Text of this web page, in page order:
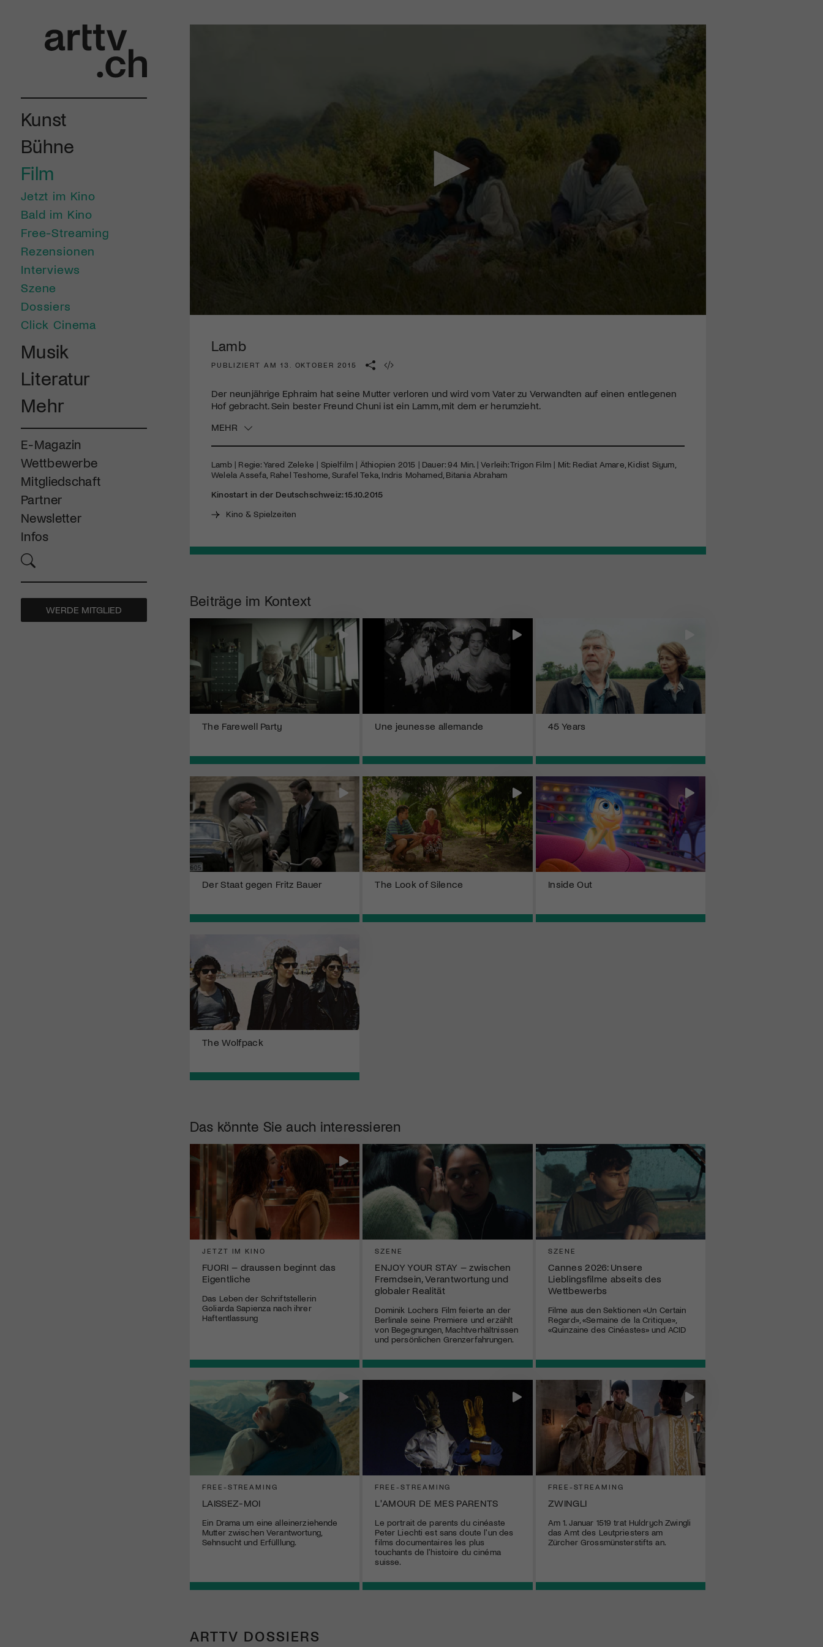
Kunst
Bühne
Film
Jetzt im Kino
Bald im Kino
Free-Streaming
Rezensionen
Interviews
Szene
Dossiers
Click Cinema
Musik
Literatur
Mehr
E-Magazin
Wettbewerbe
Mitgliedschaft
Partner
Newsletter
Infos
WERDE MITGLIED
Lamb
PUBLIZIERT AM 13. OKTOBER 2015
Der neunjährige Ephraim hat seine Mutter verloren und wird vom Vater zu Verwandten auf einen entlegenen
Hof gebracht. Sein bester Freund Chuni ist ein Lamm, mit dem er herumzieht.
MEHR
Lamb | Regie: Yared Zeleke | Spielfilm | Äthiopien 2015 | Dauer: 94 Min. | Verleih: Trigon Film | Mit: Rediat Amare, Kidist Siyum,
Welela Assefa, Rahel Teshome, Surafel Teka, Indris Mohamed, Bitania Abraham
Kinostart in der Deutschschweiz: 15.10.2015
Kino & Spielzeiten
Beiträge im Kontext
The Farewell Party Une jeunesse allemande 45 Years
Der Staat gegen Fritz Bauer The Look of Silence Inside Out
The Wolfpack
Das könnte Sie auch interessieren
JETZT IM KINO
FUORI – draussen beginnt das
Eigentliche
Das Leben der Schriftstellerin
Goliarda Sapienza nach ihrer
Haftentlassung
SZENE
ENJOY YOUR STAY – zwischen
Fremdsein, Verantwortung und
globaler Realität
Dominik Lochers Film feierte an der
Berlinale seine Premiere und erzählt
von Begegnungen, Machtverhältnissen
und persönlichen Grenzerfahrungen.
SZENE
Cannes 2026: Unsere
Lieblingsfilme abseits des
Wettbewerbs
Filme aus den Sektionen «Un Certain
Regard», «Semaine de la Critique»,
«Quinzaine des Cinéastes» und ACID
FREE-STREAMING
LAISSEZ-MOI
Ein Drama um eine alleinerziehende
Mutter zwischen Verantwortung,
Sehnsucht und Erfülllung.
FREE-STREAMING
L'AMOUR DE MES PARENTS
Le portrait de parents du cinéaste
Peter Liechti est sans doute l'un des
films documentaires les plus
touchants de l'histoire du cinéma
suisse.
FREE-STREAMING
ZWINGLI
Am 1. Januar 1519 trat Huldrych Zwingli
das Amt des Leutpriesters am
Zürcher Grossmünsterstifts an.
ARTTV DOSSIERS
Engagiere dich als Kulturliebhaber:in, Kulturschaffende(r) oder
diversen Kulturevents.